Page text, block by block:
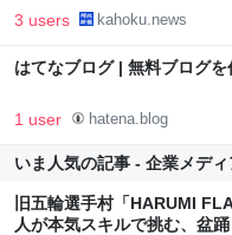
3 users kahoku.news
はてなブログ | 無料ブログを
1 user hatena.blog
いま人気の記事 - 企業メディ
旧五輪選手村「HARUMI
人が本気スキルで挑む、盆